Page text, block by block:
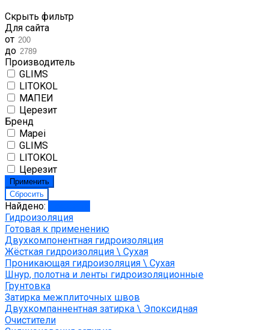
Скрыть фильтр
Для сайта
от
до
Производитель
GLIMS
LITOKOL
МАПЕИ
Церезит
Бренд
Mapei
GLIMS
LITOKOL
Церезит
Найдено:
Гидроизоляция
Готовая к применению
Двухкомпонентная гидроизоляция
Жёсткая гидроизоляция \ Сухая
Проникающая гидроизоляция \ Сухая
Шнур, полотна и ленты гидроизоляционные
Грунтовка
Затирка межплиточных швов
Двухкомпаннентная затирка \ Эпоксидная
Очистители